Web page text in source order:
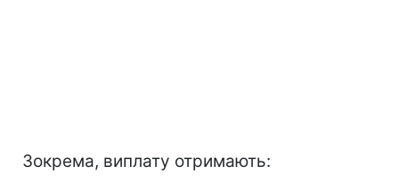
Зокрема, виплату отримають: